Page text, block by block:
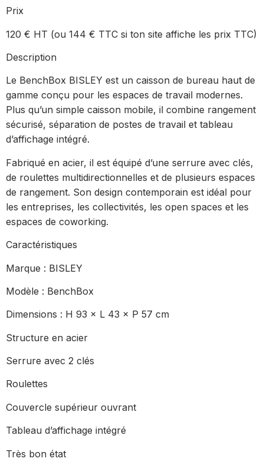
Prix
120 € HT (ou 144 € TTC si ton site affiche les prix TTC)
Description
Le BenchBox BISLEY est un caisson de bureau haut de
gamme conçu pour les espaces de travail modernes.
Plus qu’un simple caisson mobile, il combine rangement
sécurisé, séparation de postes de travail et tableau
d’affichage intégré.
Fabriqué en acier, il est équipé d’une serrure avec clés,
de roulettes multidirectionnelles et de plusieurs espaces
de rangement. Son design contemporain est idéal pour
les entreprises, les collectivités, les open spaces et les
espaces de coworking.
Caractéristiques
Marque : BISLEY
Modèle : BenchBox
Dimensions : H 93 × L 43 × P 57 cm
Structure en acier
Serrure avec 2 clés
Roulettes
Couvercle supérieur ouvrant
Tableau d’affichage intégré
Très bon état